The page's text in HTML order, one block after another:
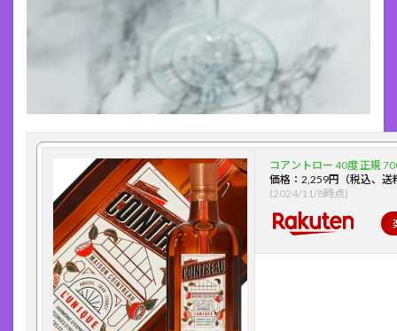
コアントロー 40度 正規
価格：2,259円（税込、送
(2024/11/8時点)